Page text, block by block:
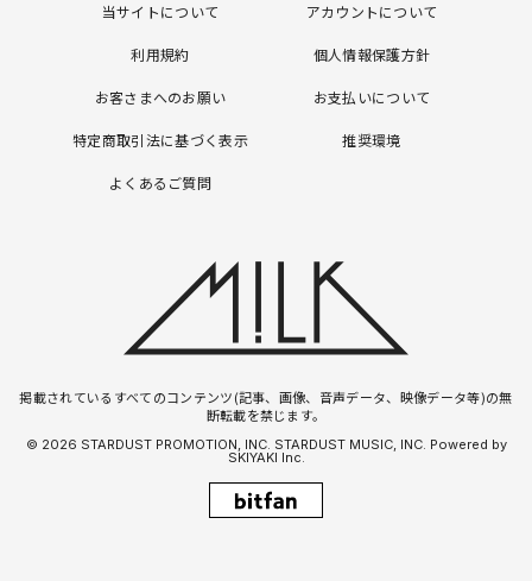
当サイトについて アカウントについて
利用規約 個人情報保護方針
お客さまへのお願い お支払いについて
特定商取引法に基づく表示 推奨環境
よくあるご質問
掲載されているすべてのコンテンツ(記事、画像、音声データ、映像データ等)の無
断転載を禁じます。
© 2026 STARDUST PROMOTION, INC. STARDUST MUSIC, INC. Powered by
SKIYAKI Inc.